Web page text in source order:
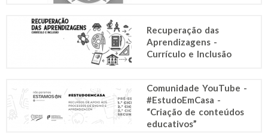
Recuperação das
Aprendizagens -
Currículo e Inclusão
Comunidade YouTube -
#EstudoEmCasa -
“Criação de conteúdos
educativos”